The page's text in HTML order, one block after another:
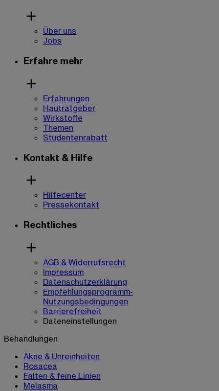
Über uns
Jobs
Erfahre mehr
Erfahrungen
Hautratgeber
Wirkstoffe
Themen
Studentenrabatt
Kontakt & Hilfe
Hilfecenter
Pressekontakt
Rechtliches
AGB & Widerrufsrecht
Impressum
Datenschutzerklärung
Empfehlungsprogramm-
Nutzungsbedingungen
Barrierefreiheit
Dateneinstellungen
Behandlungen
Akne & Unreinheiten
Rosacea
Falten & feine Linien
Melasma